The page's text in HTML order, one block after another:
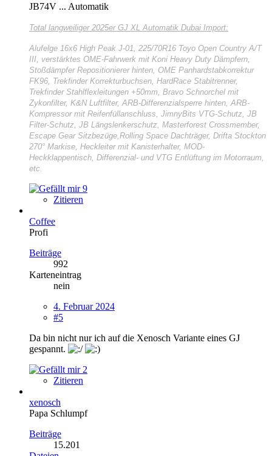
JB74V ... Automatik
Total langweiliger 2025er GJ XL Automatik Dubai Import:
Alufelge 16x6 High Peak J-01, 225/70R16 Toyo Open Country A/T
III, verstärktes OME-Fahrwerk mit Koni Heavy Duty Dämpfern,
Stoßdämpfer Repositionierer hinten, OME Panhardstabkorrektur
FK96, Trekfinder Korrekturbuchsen, HardRace Stabitrenner,
Trekfinder Stahlflexleitungen +50mm, Bravo Schnorchel mit
Zykonfilter, K&N Luftfilter, ARB-Differenzialsperre hinten, ARB-
Kompressor mit Reifenfüllanschluss, JimnyBits VTG-Schutz, JB
Filter-Schutz, JB Längslenkerschutz, Masterforest Crossmember,
Escape Gear Sitzbezüge,Rolling Space Dachträger, Drifta Stockton
270° Markise, Heckleiter mit Kanisterhalter, MOD-
Heckklappentisch, Differenzial- und VTG Entlüftung im Motorraum,
etc.
9
Zitieren
Coffee
Profi
Beiträge
992
Karteneintrag
nein
4. Februar 2024
#5
Da bin nicht nur ich auf die Xenosch Variante eines GJ
gespannt.
2
Zitieren
xenosch
Papa Schlumpf
Beiträge
15.201